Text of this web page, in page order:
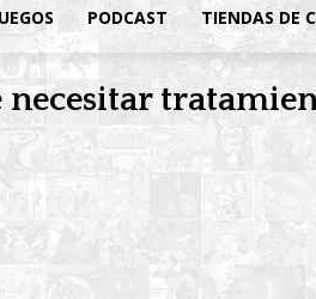
PODCAST TIENDAS DE